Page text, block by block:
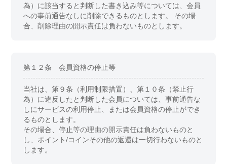
為）に該当すると判断した書き込み等については、会員
への事前通告なしに削除できるものとします。 その場
合、削除理由の開示責任は負わないものとします。
第１２条 会員資格の停止等
当社は、第９条（利用制限措置）、第１０条（禁止行
為）に違反したと判断した会員については、事前通告な
しにサービスの利用停止、または会員資格の停止ができ
るものとします。
その場合、停止等の理由の開示責任は負わないものと
し、ポイント/コインその他の返還は一切行わないものと
します。